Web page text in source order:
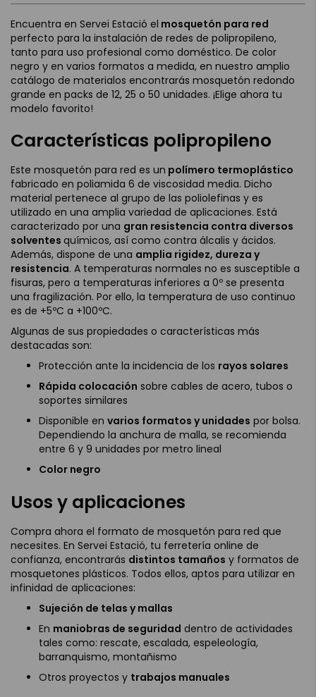
Encuentra en Servei Estació el mosquetón para red
perfecto para la instalación de redes de polipropileno,
tanto para uso profesional como doméstico. De color
negro y en varios formatos a medida, en nuestro amplio
catálogo de materialos encontrarás mosquetón redondo
grande en packs de 12, 25 o 50 unidades. ¡Elige ahora tu
modelo favorito!
Características polipropileno
Este mosquetón para red es un polímero termoplástico
fabricado en poliamida 6 de viscosidad media. Dicho
material pertenece al grupo de las poliolefinas y es
utilizado en una amplia variedad de aplicaciones. Está
caracterizado por una gran resistencia contra diversos
solventes químicos, así como contra álcalis y ácidos.
Además, dispone de una amplia rigidez, dureza y
resistencia. A temperaturas normales no es susceptible a
fisuras, pero a temperaturas inferiores a 0º se presenta
una fragilización. Por ello, la temperatura de uso continuo
es de +5ºC a +100ºC.
Algunas de sus propiedades o características más
destacadas son:
Protección ante la incidencia de los rayos solares
Rápida colocación sobre cables de acero, tubos o
soportes similares
Disponible en varios formatos y unidades por bolsa.
Dependiendo la anchura de malla, se recomienda
entre 6 y 9 unidades por metro lineal
Color negro
Usos y aplicaciones
Compra ahora el formato de mosquetón para red que
necesites. En Servei Estació, tu ferretería online de
confianza, encontrarás distintos tamaños y formatos de
mosquetones plásticos. Todos ellos, aptos para utilizar en
infinidad de aplicaciones:
Sujeción de telas y mallas
En maniobras de seguridad dentro de actividades
tales como: rescate, escalada, espeleología,
barranquismo, montañismo
Otros proyectos y trabajos manuales